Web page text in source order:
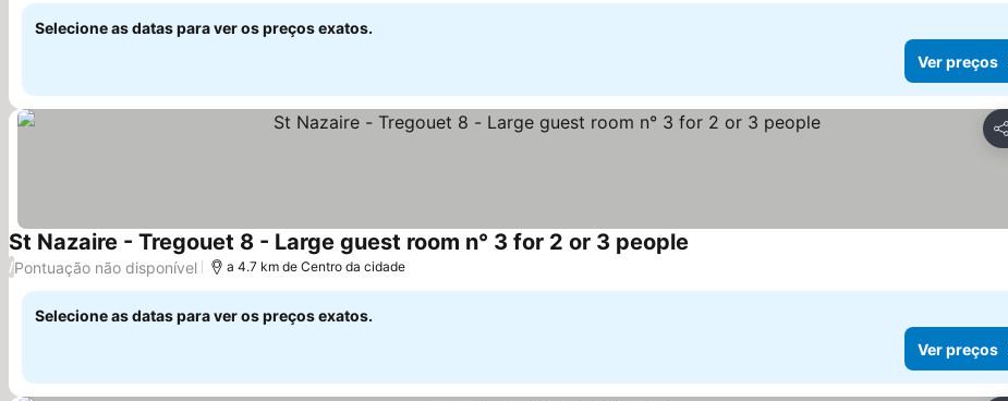
Selecione as datas para ver os preços exatos.
Ver preços
St Nazaire - Tregouet 8 - Large guest room n° 3 for 2 or 3 people
/Pontuação não disponível a 4.7 km de Centro da cidade
Selecione as datas para ver os preços exatos.
Ver preços